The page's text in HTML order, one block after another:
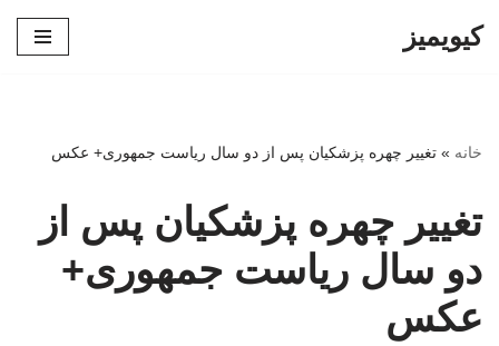
کیویمیز
خانه » تغییر چهره پزشکیان پس از دو سال ریاست جمهوری+ عکس
تغییر چهره پزشکیان پس از
دو سال ریاست جمهوری+
عکس